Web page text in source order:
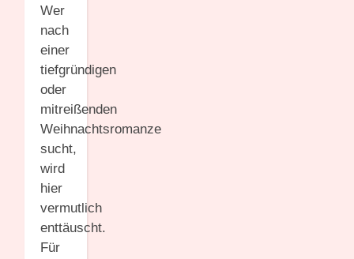
Wer
nach
einer
tiefgründigen
oder
mitreißenden
Weihnachtsromanze
sucht,
wird
hier
vermutlich
enttäuscht.
Für